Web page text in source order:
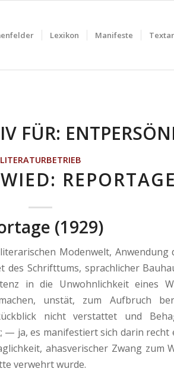
Lexikon Manifeste
FÜR:
LITERATURBETRIEB
REPORTAGE
(1929)
Modenwelt, Anwendung
des Schrifttums, sprachlicher
in die Unwohnlichkeit eines
unstät, zum Aufbruch
nicht verstattet und
— ja, es manifestiert sich darin recht
ahasverischer Zwang zum
verwehrt wurde.